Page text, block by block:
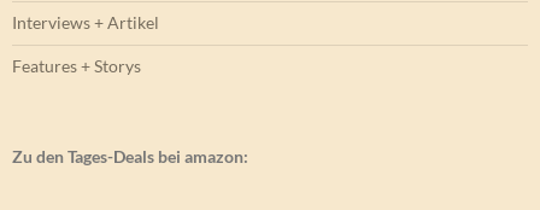
Interviews + Artikel
Features + Storys
Zu den Tages-Deals bei amazon: